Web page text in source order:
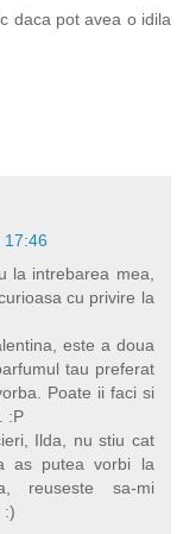
daca pot avea o idila
17:46
la intrebarea mea,
cu privire la
este a doua
tau preferat
Poate ii faci si
:P
Ilda, nu stiu cat
as putea vorbi la
reuseste sa-mi
:)